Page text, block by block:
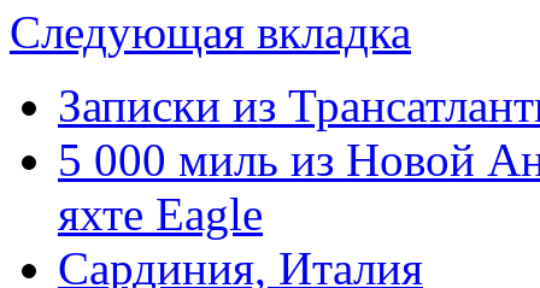
Следующая вкладка
Записки из
5 000 миль из Новой
яхте Eagle
Сардиния, Италия